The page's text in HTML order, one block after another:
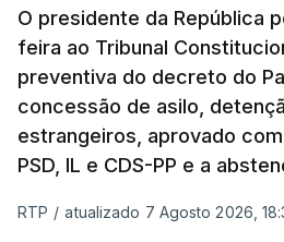
Presidente da República.
Assegurar que
prejudicado"
O Preisdente deixa, no
O presidente da República
feira ao Tribunal
preventiva do decreto do
concessão de asilo,
estrangeiros, aprovado
PSD, IL e CDS-PP e a
RTP / atualizado 7 Agosto 2026,